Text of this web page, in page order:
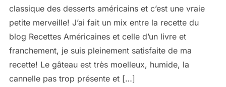
classique des desserts américains et c’est une vraie
petite merveille! J’ai fait un mix entre la recette du
blog Recettes Américaines et celle d’un livre et
franchement, je suis pleinement satisfaite de ma
recette! Le gâteau est très moelleux, humide, la
cannelle pas trop présente et […]